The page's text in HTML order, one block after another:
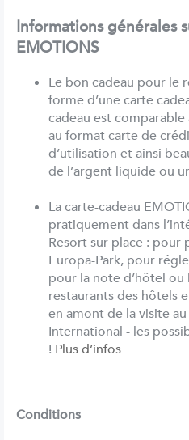
Informations générales
EMOTIONS
Le bon cadeau pour le
forme d’une carte
cadeau est comparable
au format carte de
d’utilisation et ainsi
de l’argent liquide ou
La carte-cadeau
pratiquement dans
Resort sur place : pour
Europa-Park, pour
pour la note d’hôtel ou
restaurants des hôtels
en amont de la visite
International - les
! Plus d’infos
Conditions